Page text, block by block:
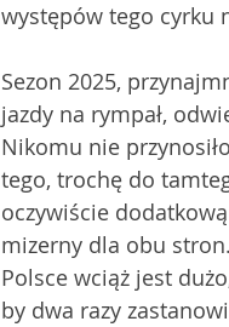
występów tego cyrku
Sezon 2025,
jazdy na rympał,
Nikomu nie
tego, trochę do
oczywiście
mizerny dla obu
Polsce wciąż jest
by dwa razy